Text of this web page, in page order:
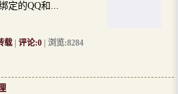
定的QQ和...
载 评论:0 | 浏览:8284